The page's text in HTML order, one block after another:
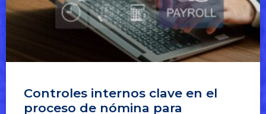
Controles internos clave en el
proceso de nómina para